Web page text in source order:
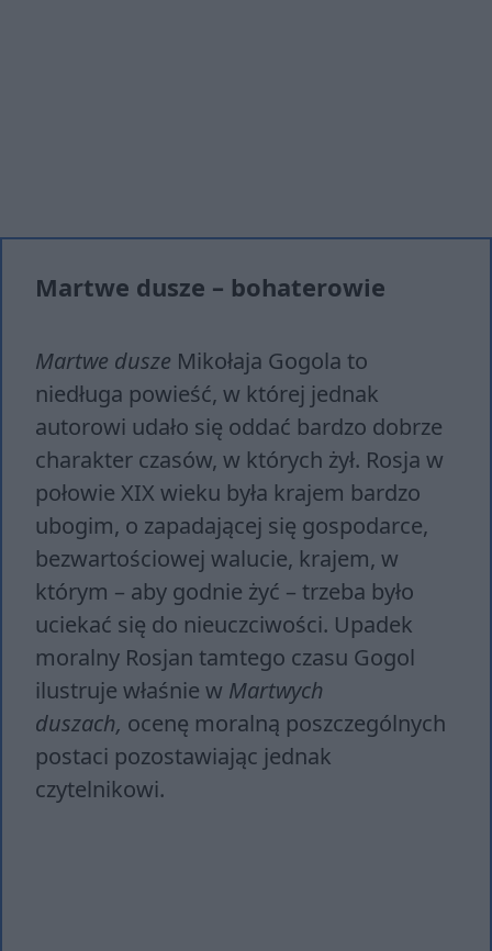
Martwe dusze – bohaterowie
Martwe dusze Mikołaja Gogola to
niedługa powieść, w której jednak
autorowi udało się oddać bardzo dobrze
charakter czasów, w których żył. Rosja w
połowie XIX wieku była krajem bardzo
ubogim, o zapadającej się gospodarce,
bezwartościowej walucie, krajem, w
którym – aby godnie żyć – trzeba było
uciekać się do nieuczciwości. Upadek
moralny Rosjan tamtego czasu Gogol
ilustruje właśnie w Martwych
duszach, ocenę moralną poszczególnych
postaci pozostawiając jednak
czytelnikowi.